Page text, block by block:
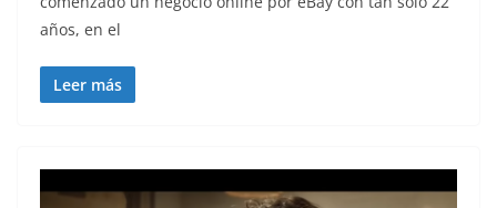
años, en el
Leer más